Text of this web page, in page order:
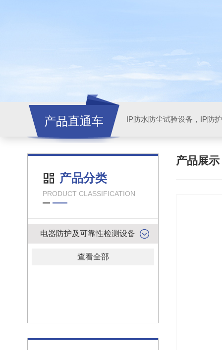
产品直通车
产品分类
PRODUCT CLASSIFICATION
电器防护及可靠性检测设备
查看全部
产品展示